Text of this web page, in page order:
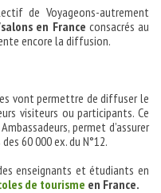
de Voyageons-autrement
en France consacrés au
encore la diffusion.
vont permettre de diffuser le
visiteurs ou participants. Ce
permet d’assurer
60 000 ex. du N°12.
enseignants et étudiants en
de tourisme en France.